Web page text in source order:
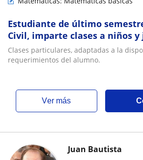
Estudiante de último
Civil, imparte clases a niños y
todas las edades
Clases particulares, adaptadas a la
requerimientos del alumno.
ver más
Juan Bautista